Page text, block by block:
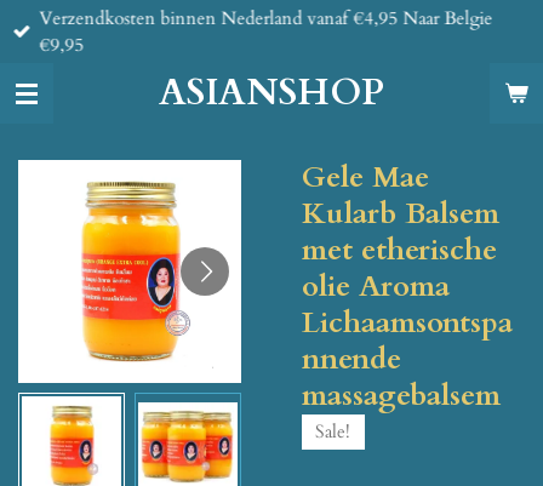
Ga
direct
de
ASIANSHOP
Verzendkosten binnen Nederland vanaf €4,95 Naar Belgie
€9,95
Gele Mae
Kularb Balsem
met etherische
olie Aroma
Lichaamsontspa
nnende
massagebalsem
Sale!